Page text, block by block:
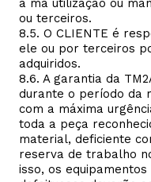
à má utilização ou
ou terceiros.
8.5. O CLIENTE é
ele ou por terceiros
adquiridos.
8.6. A garantia da
durante o período da
com a máxima
toda a peça
material, deficiente
reserva de trabalho
isso, os